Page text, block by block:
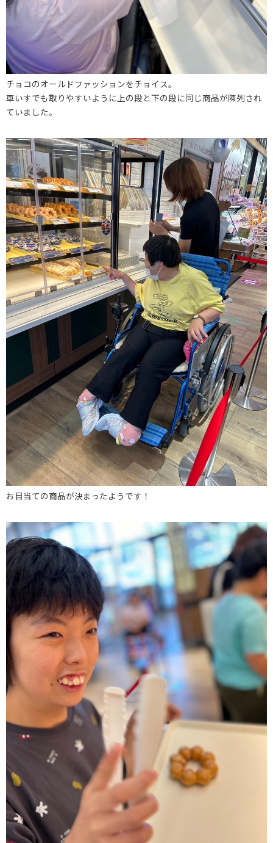
チョコのオールドファッションをチョイス。
車いすでも取りやすいように上の段と下の段に同じ商品が陳列され
ていました。
お目当ての商品が決まったようです！